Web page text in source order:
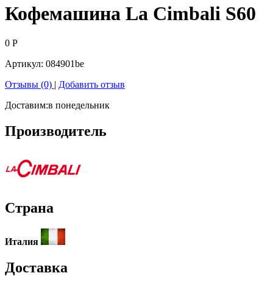
Кофемашина La Cimbali S60
0 Р
Артикул: 084901be
Отзывы (0) | Добавить отзыв
Доставим:в понедельник
Производитель
Страна
Италия
Доставка